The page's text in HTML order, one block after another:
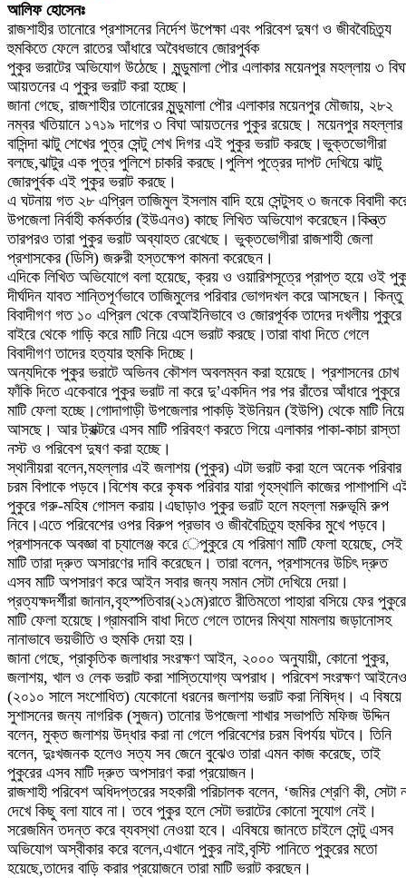
আলিফ হোসেনঃ
রাজশাহীর তানোরে প্রশাসনের নির্দেশ উপেক্ষা এবং পরিবেশ দুষণ ও জীববৈচিত্র্য
হুমকিতে ফেলে রাতের আঁধারে অবৈধভাবে জোরপুর্বক
পুকুর ভরাটের অভিযোগ উঠেছে। মুন্ডুমালা পৌর এলাকার ময়েনপুর মহল্লায় ৩
আয়তনের এ পুকুর ভরাট করা হচ্ছে।
জানা গেছে, রাজশাহীর তানোরের মুন্ডুমালা পৌর এলাকার ময়েনপুর মৌজায়, ২৮২
নম্বর খতিয়ানে ১৭১৯ দাগের ৩ বিঘা আয়তনের পুকুর রয়েছে। ময়েনপুর মহল্লার
বাসিন্দা ঝাটু শেখের পুত্র সেন্টু শেখ দিগর এই পুকুর ভরাট করছে।ভুক্তভোগীরা
বলছে,ঝাটুর এক পুত্র পুলিশে চাকরি করছে।পুলিশ পুত্রের দাপট দেখিয়ে ঝাটু
জোরপুর্বক এই পুকুর ভরাট করছে।
এ ঘটনায় গত ২৮ এপ্রিল তাজিমুল ইসলাম বাদি হয়ে সেন্টুসহ ৩ জনকে বিবাদী
উপজেলা নির্বাহী কর্মকর্তার (ইউএনও) কাছে লিখিত অভিযোগ করেছেন।কিন্ত্ত
তারপরও তারা পুকুর ভরাট অব্যাহত রেখেছে। ভুক্তভোগীরা রাজশাহী জেলা
প্রশাসকের (ডিসি) জরুরী হস্তক্ষেপ কামনা করেছেন।
এদিকে লিখিত অভিযোগে বলা হয়েছে, ক্রয় ও ওয়ারিশসূত্রে প্রাপ্ত হয়ে ওই
দীর্ঘদিন যাবত শান্তিপূর্ণভাবে তাজিমুলের পরিবার ভোগদখল করে আসছেন। কিন্তু
বিবাদীগণ গত ১০ এপ্রিল থেকে বেআইনিভাবে ও জোরপূর্বক তাদের দখলীয় পুকুরে
বাইরে থেকে গাড়ি করে মাটি নিয়ে এসে ভরাট করছে।তারা বাধা দিতে গেলে
বিবাদীগণ তাদের হত্যার হুমকি দিচ্ছে।
অন্যদিকে পুকুর ভরাটে অভিনব কৌশল অবলম্বন করা হয়েছে। প্রশাসনের চোখ
ফাঁকি দিতে একেবারে পুকুর ভরাট না করে দু’একদিন পর পর রাঁতের আঁধারে পুকুরে
মাটি ফেলা হচ্ছে।গোদাগাড়ী উপজেলার পাকড়ি ইউনিয়ন (ইউপি) থেকে মাটি নিয়ে
আসছে। আর ট্রাক্টরে এসব মাটি পরিবহণ করতে গিয়ে এলাকার পাকা-কাচা রাস্তা
নস্ট ও পরিবেশ দুষণ করা হচ্ছে।
স্থানীয়রা বলেন,মহল্লার এই জলাশয় (পুকুর) এটা ভরাট করা হলে অনেক পরিবার
চরম বিপাকে পড়বে।বিশেষ করে কৃষক পরিবার যারা গৃহস্থালি কাজের পাশাপাশি
পুকুরে গরু-মহিষ গোসল করায়।এছাড়াও পুকুর ভরাট হলে মহল্লা মরুভূমি রুপ
নিবে।এতে পরিবেশের ওপর বিরুপ প্রভাব ও জীববৈচিত্র্য হুমকির মুখে পড়বে।
প্রশাসনকে অবজ্ঞা বা চ্যালেঞ্জ করে েপুকুরে যে পরিমাণ মাটি ফেলা হয়েছে, সেই
মাটি তারা দ্রুত অসারণের দাবি করেছেন। তারা বলেন, প্রশাসনের উচিৎ দ্রুত
এসব মাটি অপসারণ করে আইন সবার জন্য সমান সেটা দেখিয়ে দেয়া।
প্রত্যক্ষদর্শীরা জানান,বৃহস্পতিবার(২১মে)রাতে রীতিমতো পাহারা বসিয়ে ফের পুকুরে
মাটি ফেলা হয়েছে।গ্রামবাসি বাধা দিতে গেলে তাদের মিথ্যা মামলায় জড়ানোসহ
নানাভাবে ভয়ভীতি ও হুমকি দেয়া হয়।
জানা গেছে, প্রাকৃতিক জলাধার সংরক্ষণ আইন, ২০০০ অনুযায়ী, কোনো পুকুর,
জলাশয়, খাল ও লেক ভরাট করা শাস্তিযোগ্য অপরাধ। পরিবেশ সংরক্ষণ আইনেও
(২০১০ সালে সংশোধিত) যেকোনো ধরনের জলাশয় ভরাট করা নিষিদ্ধ। এ বিষয়ে
সুশাসনের জন্য নাগরিক (সুজন) তানোর উপজেলা শাখার সভাপতি মফিজ উদ্দিন
বলেন, মুক্ত জলাশয় উদ্ধার করা না গেলে পরিবেশের চরম বিপর্যয় ঘটবে। তিনি
বলেন, দুঃখজনক হলেও সত্য সব জেনে বুঝেও তারা এমন কাজ করেছে, তাই
পুকুরের এসব মাটি দ্রুত অপসারণ করা প্রয়োজন।
রাজশাহী পরিবেশ অধিদপ্তরের সহকারী পরিচালক বলেন, ‘জমির শ্রেণি কী, সেটা
দেখে কিছু বলা যাবে না। তবে পুকুর হলে সেটা ভরাটের কোনো সুযোগ নেই।
সরেজমিন তদন্ত করে ব্যবস্থা নেওয়া হবে। এবিষয়ে জানতে চাইলে সেন্টু এসব
অভিযোগ অস্বীকার করে বলেন,এখানে পুকুর নাই,বৃস্টি পানিতে পুকুরের মতো
হয়েছে,তাদের বাড়ি করার প্রয়োজনে তারা মাটি ভরাট করছেন।